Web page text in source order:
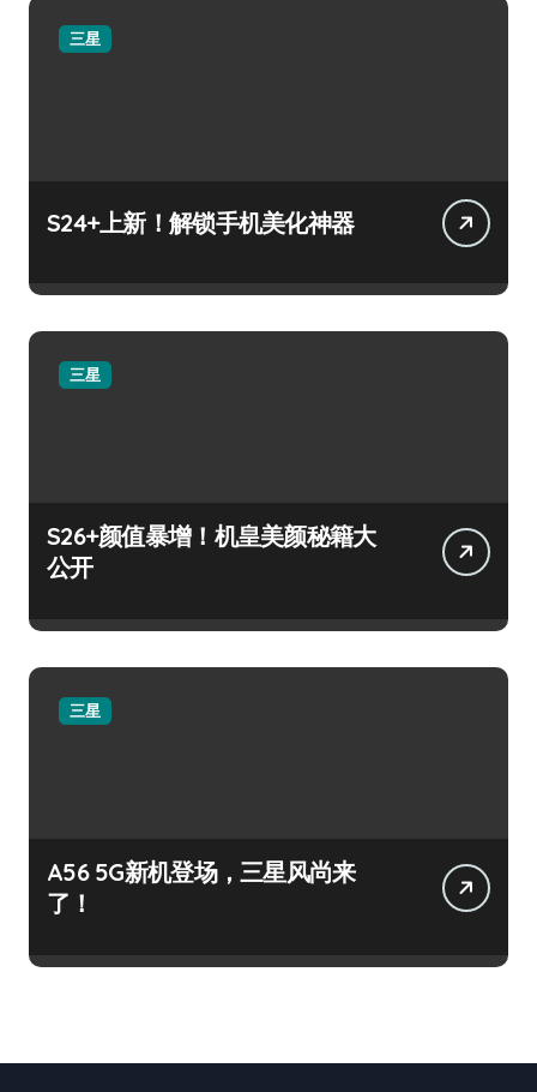
三星
S24+上新！解锁手机美化神器
三星
S26+颜值暴增！机皇美颜秘籍大
公开
三星
A56 5G新机登场，三星风尚来
了！